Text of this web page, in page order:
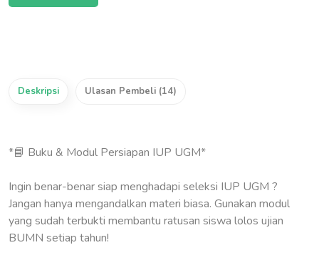
Deskripsi Ulasan Pembeli (14)
*📘 Buku & Modul Persiapan IUP UGM*
Ingin benar-benar siap menghadapi seleksi IUP UGM ?
Jangan hanya mengandalkan materi biasa. Gunakan modul
yang sudah terbukti membantu ratusan siswa lolos ujian
BUMN setiap tahun!